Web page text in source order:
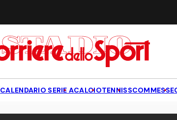
CALENDARIO SERIE ACALCIOTENNISSCOMMESSE